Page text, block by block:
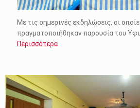
Με τις σημερινές εκδηλώσεις, οι
πραγματοποιήθηκαν παρουσία του
Περισσότερα